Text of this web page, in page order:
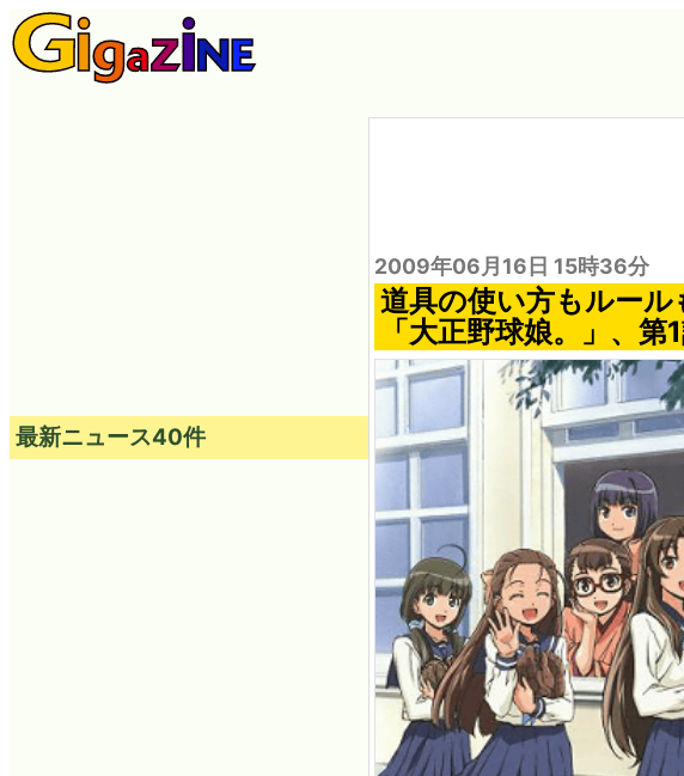
2009年06月16日 15時36分
道具の使い方もルー
「大正野球娘。」、
最新ニュース40件